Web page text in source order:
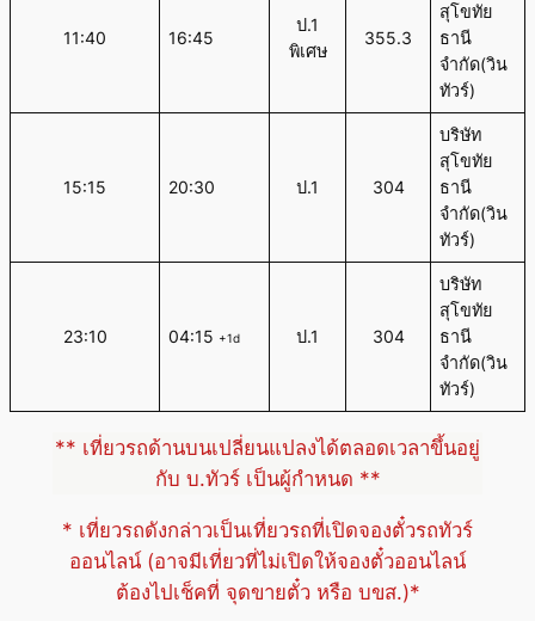
11:40 16:45
ป.1
พิเศษ
355.3
สุโขทัย
ธานี
จำกัด(วิน
ทัวร์)
15:15 20:30 ป.1 304
บริษัท
สุโขทัย
ธานี
จำกัด(วิน
ทัวร์)
23:10 04:15 +1d ป.1 304
บริษัท
สุโขทัย
ธานี
จำกัด(วิน
ทัวร์)
** เที่ยวรถด้านบนเปลี่ยนแปลงได้ตลอดเวลาขึ้นอยู่
กับ บ.ทัวร์ เป็นผู้กำหนด **
* เที่ยวรถดังกล่าวเป็นเที่ยวรถที่เปิดจองตั๋วรถทัวร์
ออนไลน์ (อาจมีเที่ยวที่ไม่เปิดให้จองตั๋วออนไลน์
ต้องไปเช็คที่ จุดขายตั๋ว หรือ บขส.)*